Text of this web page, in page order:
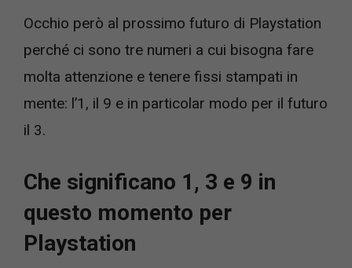
Occhio però al prossimo futuro di Playstation
perché ci sono tre numeri a cui bisogna fare
molta attenzione e tenere fissi stampati in
mente: l’1, il 9 e in particolar modo per il futuro
il 3.
Che significano 1, 3 e 9 in
questo momento per
Playstation